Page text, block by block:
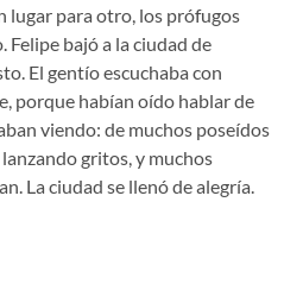
lugar para otro, los prófugos
bajó a la ciudad de
El gentío escuchaba con
porque habían oído hablar de
viendo: de muchos poseídos
gritos, y muchos
La ciudad se llenó de alegría.